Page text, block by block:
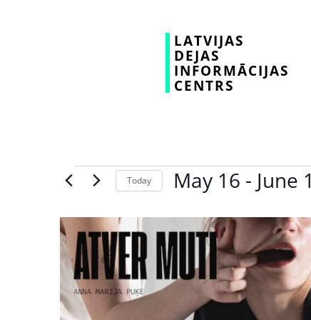
LATVIJAS
DEJAS
INFORMĀCIJAS
CENTRS
Today May 16 - June 1
date.
List
of
events
in